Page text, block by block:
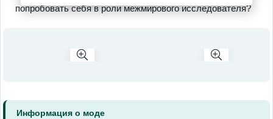
попробовать себя в роли межмирового исследователя?
Информация о моде